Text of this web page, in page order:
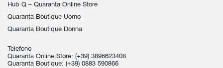
Hub Q – Quaranta Online Store
Quaranta Boutique Uomo
Quaranta Boutique Donna
Telefono
Quaranta Online Store: (+39) 3896623408
Quaranta Boutique: (+39) 0883 590866